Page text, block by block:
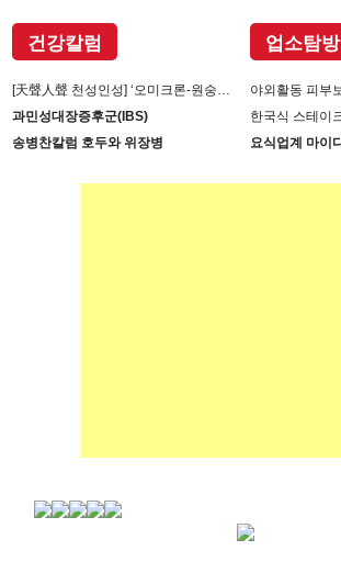
건강칼럼
[天聲人聲 천성인성] ‘오미크론-원숭이 두창’장난 아니다
과민성대장증후군(IBS)
송병찬칼럼 호두와 위장병
업소탐방